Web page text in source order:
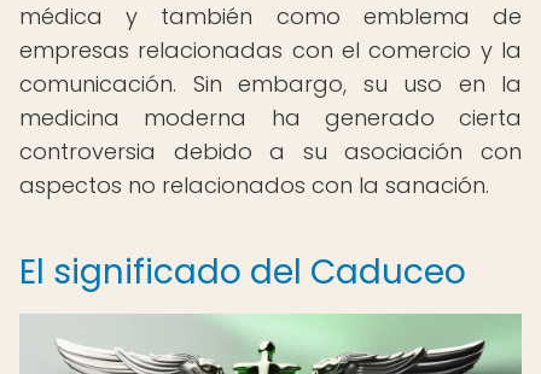
médica y también como emblema de
empresas relacionadas con el comercio y la
comunicación. Sin embargo, su uso en la
medicina moderna ha generado cierta
controversia debido a su asociación con
aspectos no relacionados con la sanación.
El significado del Caduceo